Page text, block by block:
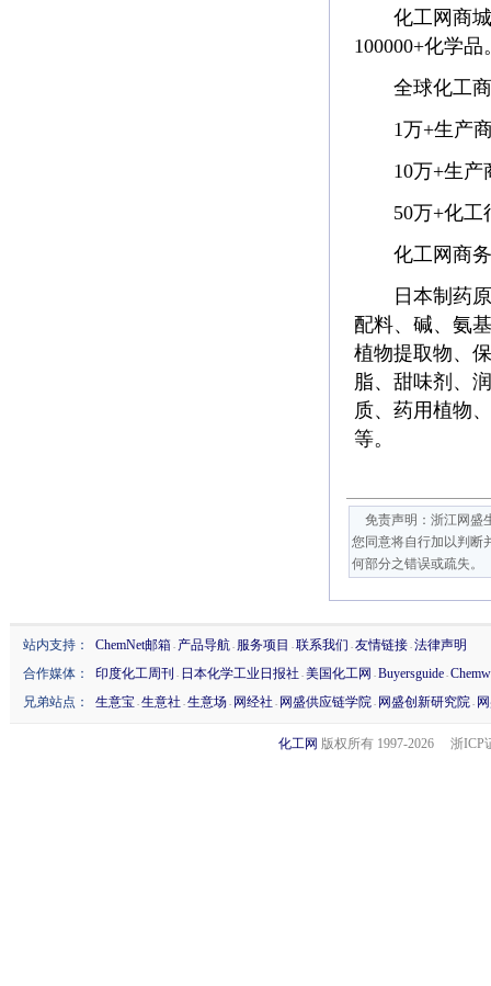
化工网商城
100000+化学
全球化工商
1万+生产商
10万+生产
50万+化工
化工网商务
日本制药原
配料、碱、氨
植物提取物、
脂、甜味剂、
质、药用植物
等。
免责声明：浙江网盛
您同意将自行加以判断
何部分之错误或疏失。
站内支持： ChemNet邮箱 - 产品导航- 服务项目 - 联系我们 - 友情链接- 法律声明
合作媒体：
印度化工周刊 - 日本化学工业日报社 - 美国化工网 - Buyersguide-
兄弟站点：
生意宝 - 生意社 - 生意场 - 网经社 - 网盛供应链学院- 网盛创新研究院-
化工网 版权所有 1997-2026 浙ICP